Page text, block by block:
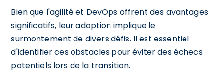
Bien que l'agilité et DevOps offrent des avantages
significatifs, leur adoption implique le
surmontement de divers défis. Il est essentiel
d'identifier ces obstacles pour éviter des échecs
potentiels lors de la transition.